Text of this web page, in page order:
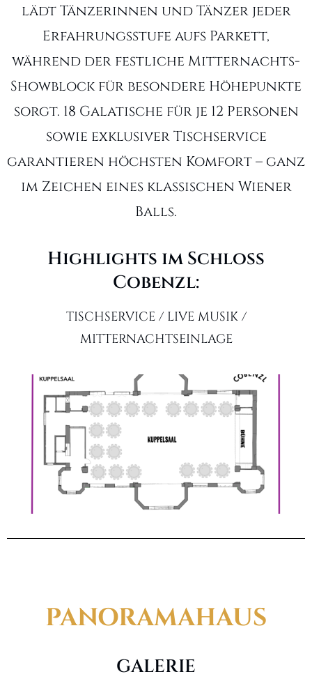
lädt Tänzerinnen und Tänzer jeder
Erfahrungsstufe aufs Parkett,
während der festliche Mitternachts-
Showblock für besondere Höhepunkte
sorgt. 18 Galatische für je 12 Personen
sowie exklusiver Tischservice
garantieren höchsten Komfort – ganz
im Zeichen eines klassischen Wiener
Balls.
Highlights im Schloss
Cobenzl:
TISCHSERVICE / LIVE MUSIK /
MITTERNACHTSEINLAGE
PANORAMAHAUS
GALERIE